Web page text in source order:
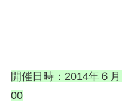
開催日時：2014年６
00